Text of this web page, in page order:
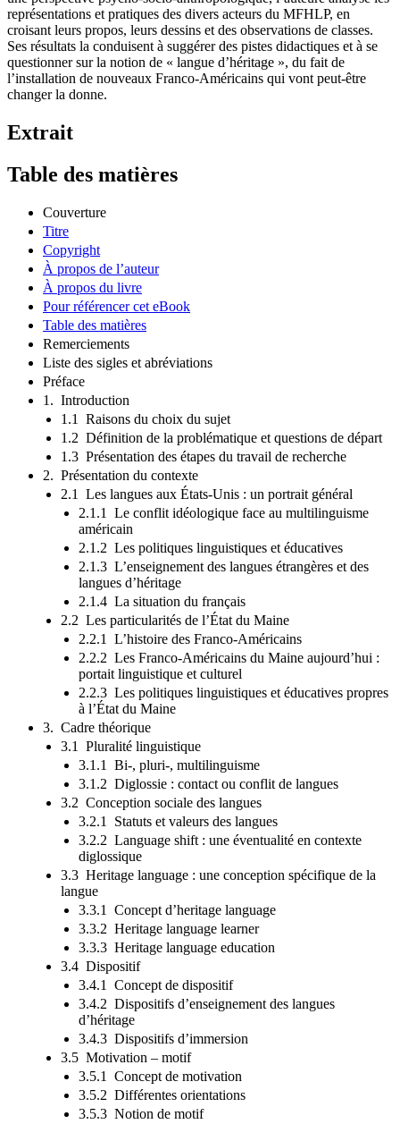
représentations et pratiques des divers acteurs du MFHLP, en
croisant leurs propos, leurs dessins et des observations de classes.
Ses résultats la conduisent à suggérer des pistes didactiques et à se
questionner sur la notion de « langue d’héritage », du fait de
l’installation de nouveaux Franco-Américains qui vont peut-être
changer la donne.
Extrait
Table des matières
Couverture
Titre
Copyright
À propos de l’auteur
À propos du livre
Pour référencer cet eBook
Table des matières
Remerciements
Liste des sigles et abréviations
Préface
1. Introduction
1.1 Raisons du choix du sujet
1.2 Définition de la problématique et questions de départ
1.3 Présentation des étapes du travail de recherche
2. Présentation du contexte
2.1 Les langues aux États-Unis : un portrait général
2.1.1 Le conflit idéologique face au multilinguisme
américain
2.1.2 Les politiques linguistiques et éducatives
2.1.3 L’enseignement des langues étrangères et des
langues d’héritage
2.1.4 La situation du français
2.2 Les particularités de l’État du Maine
2.2.1 L’histoire des Franco-Américains
2.2.2 Les Franco-Américains du Maine aujourd’hui :
portait linguistique et culturel
2.2.3 Les politiques linguistiques et éducatives propres
à l’État du Maine
3. Cadre théorique
3.1 Pluralité linguistique
3.1.1 Bi-, pluri-, multilinguisme
3.1.2 Diglossie : contact ou conflit de langues
3.2 Conception sociale des langues
3.2.1 Statuts et valeurs des langues
3.2.2 Language shift : une éventualité en contexte
diglossique
3.3 Heritage language : une conception spécifique de la
langue
3.3.1 Concept d’heritage language
3.3.2 Heritage language learner
3.3.3 Heritage language education
3.4 Dispositif
3.4.1 Concept de dispositif
3.4.2 Dispositifs d’enseignement des langues
d’héritage
3.4.3 Dispositifs d’immersion
3.5 Motivation – motif
3.5.1 Concept de motivation
3.5.2 Différentes orientations
3.5.3 Notion de motif